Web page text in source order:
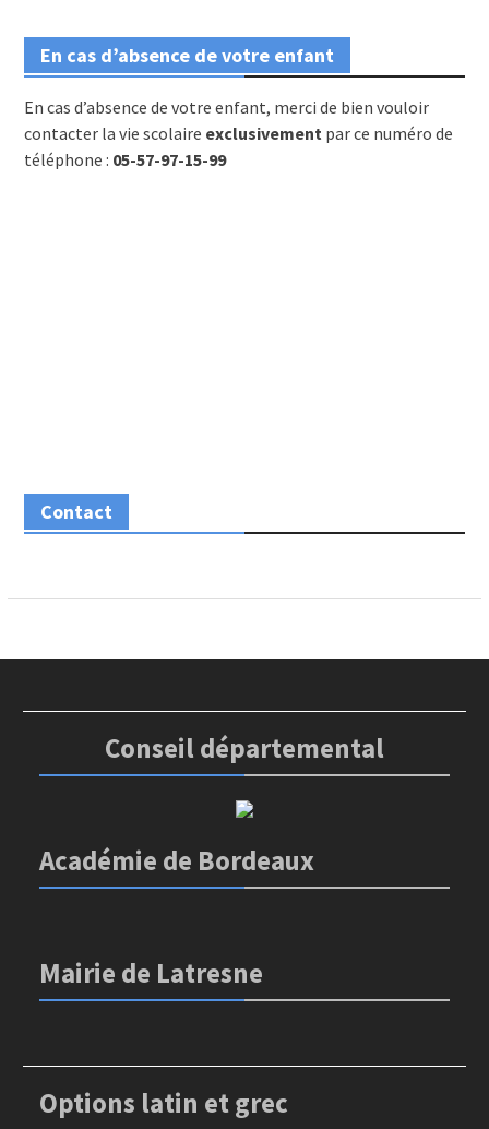
En cas d’absence de votre enfant
En cas d’absence de votre enfant, merci de bien vouloir
contacter la vie scolaire exclusivementpar ce numéro de
téléphone : 05-57-97-15-99
Contact
Conseil départemental
Académie de Bordeaux
Mairie de Latresne
Options latin et grec